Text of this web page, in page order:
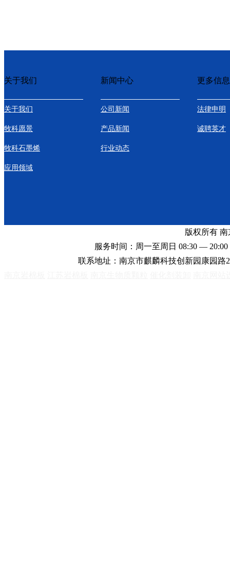
关于我们 新闻中心 更多信息
关于我们
牧科愿景
牧科石墨烯
应用领域
公司新闻
产品新闻
行业动态
法律申明
诚聘英才
版权所有
服务时间：周一至周日 08:30 —
联系地址：南京市麒麟科技创新园康园